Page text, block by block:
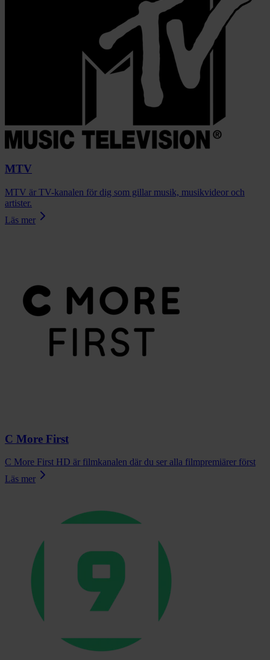
MTV
MTV är TV-kanalen för dig som gillar musik, musikvideor och
artister.
Läs mer
C More First
C More First HD är filmkanalen där du ser alla filmpremiärer först
Läs mer